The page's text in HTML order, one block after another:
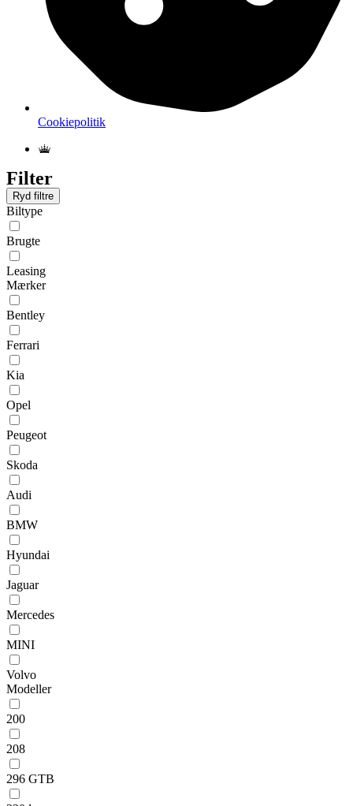
Cookiepolitik
Filter
Ryd filtre
Biltype
Brugte
Leasing
Mærker
Bentley
Ferrari
Kia
Opel
Peugeot
Skoda
Audi
BMW
Hyundai
Jaguar
Mercedes
MINI
Volvo
Modeller
200
208
296 GTB